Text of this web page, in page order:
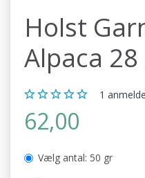
Holst
Alpaca
1
62,00
Vælg antal: 50 gr